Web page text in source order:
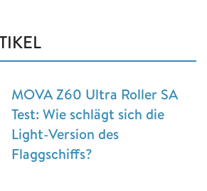
MOVA Z60 Ultra Roller SA
Test: Wie schlägt sich die
Light-Version des
Flaggschiffs?